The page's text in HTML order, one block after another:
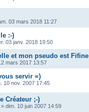
03 mars 2018 11:27
:-)
03 janv. 2018 19:50
et mon pseudo est Fifine
mars 2017 13:57
servir =)
10 nov. 2007 17:45
Créateur ;-)
» dim. 10 juin 2007 14:59